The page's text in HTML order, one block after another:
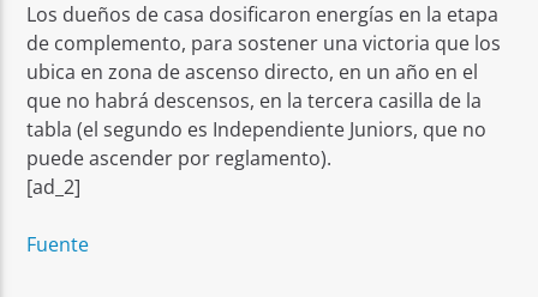
Los dueños de casa dosificaron energías en la etapa
de complemento, para sostener una victoria que los
ubica en zona de ascenso directo, en un año en el
que no habrá descensos, en la tercera casilla de la
tabla (el segundo es Independiente Juniors, que no
puede ascender por reglamento).
[ad_2]
Fuente